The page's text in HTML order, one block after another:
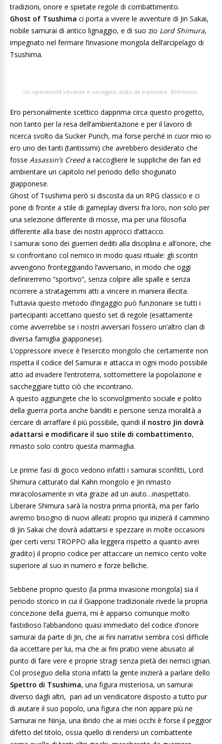
tradizioni, onore e spietate regole di combattimento.
Ghost of Tsushima ci porta a vivere le avventure di Jin Sakai,
nobile samurai di antico lignaggio, e di suo zio Lord Shimura,
impegnato nel fermare l’invasione mongola dell’arcipelago di
Tsushima.
Un openworld vibrante e variegato, tutto da esplorare. Bellissimo.
Ero personalmente scettico dapprima circa questo progetto,
non tanto per la resa dell’ambientazione e per il lavoro di
ricerca svolto da Sucker Punch, ma forse perché in cuor mio io
ero uno dei tanti (tantissimi) che avrebbero desiderato che
fosse Assassin’s Creeda raccogliere le suppliche dei fan ed
ambientare un capitolo nel periodo dello shogunato
giapponese.
Ghost of Tsushima però si discosta da un RPG classico e ci
pone di fronte a stile di gameplay diversi fra loro, non solo per
una selezione differente di mosse, ma per una filosofia
differente alla base dei nostri approcci d’attacco.
I samurai sono dei guerrieri dediti alla disciplina e all’onore, che
si confrontano col nemico in modo quasi rituale: gli scontri
avvengono fronteggiando l’avversario, in modo che oggi
definiremmo “sportivo”, senza colpire alle spalle e senza
ricorrere a stratagemmi atti a vincere in maniera illecita.
Tuttavia questo metodo d’ingaggio può funzionare se tutti i
partecipanti accettano questo set di regole (esattamente
come avverrebbe se i nostri avversari fossero un’altro clan di
diversa famiglia giapponese).
L’oppressore invece è l’esercito mongolo che certamente non
rispetta il codice del Samurai e attacca in ogni modo possibile
atto ad invadere l’entroterra, sottomettere la popolazione e
saccheggiare tutto ciò che incontrano.
A questo aggiungete che lo sconvolgimento sociale e polito
della guerra porta anche banditi e persone senza moralità a
cercare di arraffare il più possibile, quindi il nostro Jin dovrà
adattarsi e modificare il suo stile di combattimento,
rimasto solo contro questa marmaglia.
Le prime fasi di gioco vedono infatti i samurai sconfitti, Lord
Shimura catturato dal Kahn mongolo e Jin rimasto
miracolosamente in vita grazie ad un aiuto…inaspettato.
Liberare Shimura sarà la nostra prima priorità, ma per farlo
avremo bisogno di nuovi alleati: proprio qui inizierà il cammino
di Jin Sakai che dovrà adattarsi e spezzare in molte occasioni
(per certi versi TROPPO alla leggera rispetto a quanto avrei
gradito) il proprio codice per attaccare un nemico cento volte
superiore al suo in numero e forze belliche.
Sebbene proprio questo (la prima invasione mongola) sia il
periodo storico in cui il Giappone tradizionale rivede la propria
concezione della guerra, mi è apparso comunque molto
fastidioso l’abbandono quasi immediato del codice d’onore
samurai da parte di Jin, che ai fini narrativi sembra così difficile
da accettare per lui, ma che ai fini pratici viene abusato al
punto di fare vere e proprie stragi senza pietà dei nemici ignari.
Col proseguo della storia infatti la gente inizierà a parlare dello
Spettro di Tsushima, una figura misteriosa, un samurai
diverso dagli altri, pari ad un vendicatore disposto a tutto pur
di aiutare il suo popolo, una figura che non appare più ne
Samurai ne Ninja, una ibrido che ai miei occhi è forse il peggior
difetto del titolo, ossia quello di rendersi un combattente